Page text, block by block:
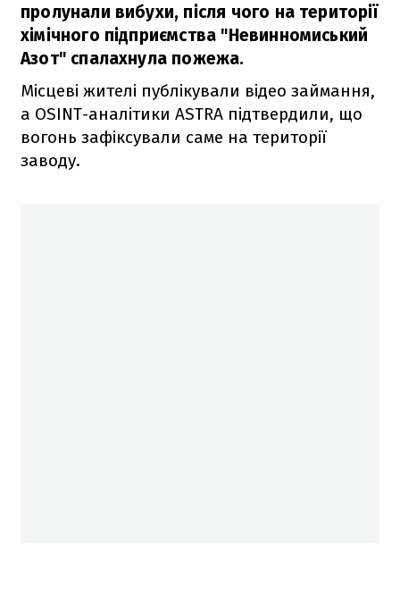
пролунали вибухи, після чого на території
хімічного підприємства "Невинномиський
Азот" спалахнула пожежа.
Місцеві жителі публікували відео займання,
а OSINT-аналітики ASTRA підтвердили, що
вогонь зафіксували саме на території
заводу.